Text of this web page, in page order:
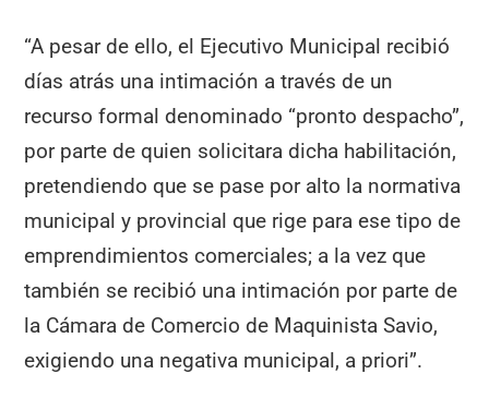
“A pesar de ello, el Ejecutivo Municipal recibió
días atrás una intimación a través de un
recurso formal denominado “pronto despacho”,
por parte de quien solicitara dicha habilitación,
pretendiendo que se pase por alto la normativa
municipal y provincial que rige para ese tipo de
emprendimientos comerciales; a la vez que
también se recibió una intimación por parte de
la Cámara de Comercio de Maquinista Savio,
exigiendo una negativa municipal, a priori”.